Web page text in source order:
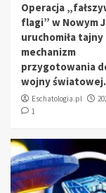
Operacja
flagi” w Nowym
uruchomiła tajny
mechanizm
przygotowania
wojny światowej.
Eschatologia.pl
1